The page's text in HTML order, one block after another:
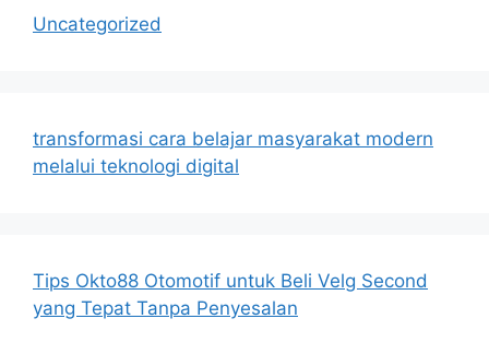
Uncategorized
transformasi cara belajar masyarakat modern
melalui teknologi digital
Tips Okto88 Otomotif untuk Beli Velg Second
yang Tepat Tanpa Penyesalan